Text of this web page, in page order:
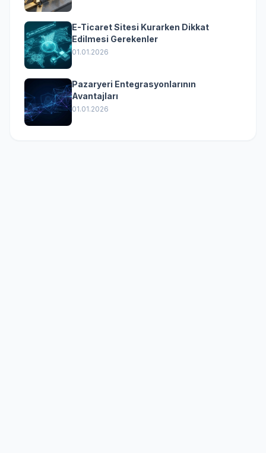
E-Ticaret Sitesi Kurarken Dikkat
Edilmesi Gerekenler
01.01.2026
Pazaryeri Entegrasyonlarının
Avantajları
01.01.2026